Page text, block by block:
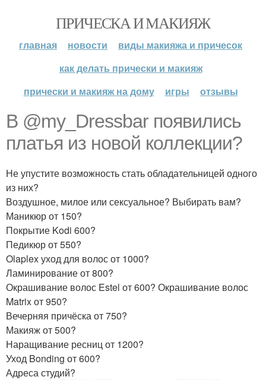
ПРИЧЕСКА И МАКИЯЖ
главная новости
виды макияжа и причесок
как делать прически и макияж
прически и макияж на дому
игры отзывы
В @my_Dressbar появились
платья из новой коллекции?
Не упустите возможность стать обладательницей одного
из них?
Воздушное, милое или сексуальное? Выбирать вам?
Маникюр от 150?
Покрытие Kodi 600?
Педикюр от 550?
Olaplex уход для волос от 1000?
Ламинирование от 800?
Окрашивание волос Estel от 600? Окрашивание волос
Matrix от 950?
Вечерняя причёска от 750?
Макияж от 500?
Наращивание ресниц от 1200?
Уход Bonding от 600?
Адреса студий?